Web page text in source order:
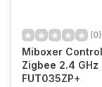
(0)
Miboxer
Zigbee 2.4
FUT035ZP+